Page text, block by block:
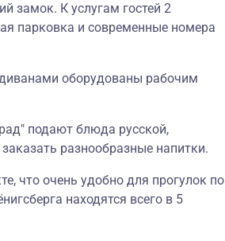
стандарт
стандарт взр.
джуниор дет.
замок. К услугам гостей 2
парковка и современные номера
оборудованы рабочим
подают блюда русской,
разнообразные напитки.
что очень удобно для прогулок по
находятся всего в 5